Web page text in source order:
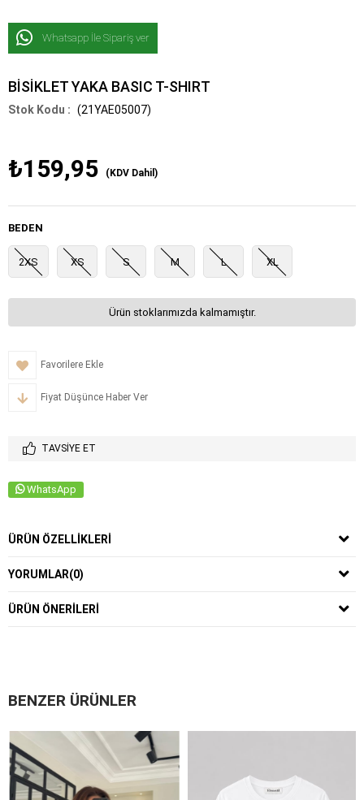
Whatsapp İle Sipariş ver
BİSİKLET YAKA BASIC T-SHIRT
(21YAE05007)
₺159,95 (KDV Dahil)
BEDEN
2XS XS S M L XL
Ürün stoklarımızda kalmamıştır.
Favorilere Ekle
Fiyat Düşünce Haber Ver
TAVSIYE ET
WhatsApp
ÜRÜN ÖZELLIKLERI
YORUMLAR(0)
ÜRÜN ÖNERILERI
BENZER ÜRÜNLER